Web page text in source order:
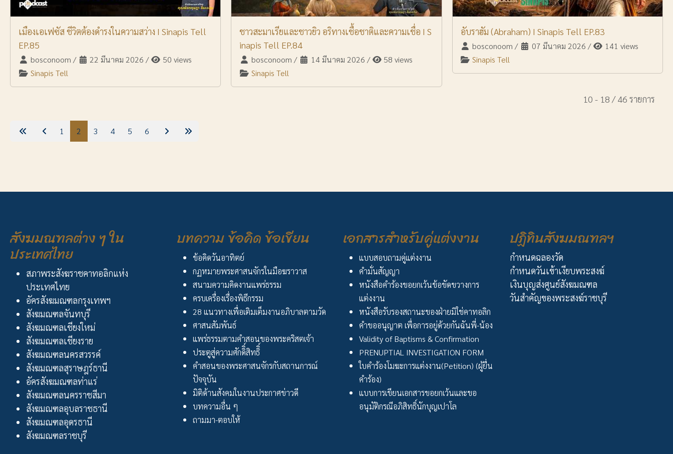
เมืองเอเฟซัส ชีวิตต้องดำรงในความสว่าง I Sinapis Tell
EP.85
bosconoom / 22 มีนาคม 2026 /
50 views
Sinapis Tell
ชาวสะมาเรียและชาวยิว อริทางเชื้อชาติและความเชื่อ I S
inapis Tell EP.84
bosconoom / 14 มีนาคม 2026 /
58 views
Sinapis Tell
อับราฮัม (Abraham) I Sinapis Tell EP.83
bosconoom / 07 มีนาคม 2026 /
141 views
Sinapis Tell
10 - 18 / 46 รายการ
1 2 3 4 5 6
สังฆมณฑลต่าง ๆ ใน
ประเทศไทย
สภาพระสังฆราชคาทอลิกแห่ง
ประเทศไทย
อัครสังฆมณฑลกรุงเทพฯ
สังฆมณฑลจันทบุรี
สังฆมณฑลเชียงใหม่
สังฆมณฑลเชียงราย
สังฆมณฑลนครสวรรค์
สังฆมณฑลสุราษฎร์ธานี
อัครสังฆมณฑลท่าแร่
สังฆมณฑลนครราชสีมา
สังฆมณฑลอุบลราชธานี
สังฆมณฑลอุดรธานี
สังฆมณฑลราชบุรี
บทความ ข้อคิด ข้อเขียน
ข้อคิดวันอาทิตย์
กฏหมายพระศาสนจักรในมือฆราวาส
สนามความคิดงานแพร่ธรรม
ครบเครื่องเรื่องพิธีกรรม
28 แนวทางเพื่อเติมเต็มงานอภิบาลตามวัด
ศาสนสัมพันธ์
แพร่ธรรมตามคำสอนของพระคริสตเจ้า
ประตูสู่ความศักดิิ์สิทธิิ์
คำสอนของพระศาสนจักรกับสถานการณ์
ปัจจุบัน
มิติด้านสังคมในงานประกาศข่าวดี
บทความอื่น ๆ
ถามมา-ตอบให้
เอกสารสำหรับคู่แต่งงาน
แบบสอบถามคู่แต่งงาน
คำมั่นสัญญา
หนังสือคำร้องขอยกเว้นข้อขัดขวางการ
แต่งงาน
หนังสือรับรองสถานะของฝ่ายมิใช่คาทอลิก
คำขออนุญาต เพื่อการอยู่ด้วยกันฉันพี่-น้อง
Validity of Baptisms & Confirmation
PRENUPTIAL INVESTIGATION FORM
ใบคำร้องโมฆะการแต่งงาน(Petition) (ผู้ยื่น
คำร้อง)
แบบการเขียนเอกสารขอยกเว้นและขอ
อนุมัติกรณีอภิสิทธิ์นักบุญเปาโล
ปฏิทินสังฆมณฑลฯ
กำหนดฉลองวัด
กำหนดวันเข้าเงียบพระสงฆ์
เงินบุญส่งศูนย์สังฆมณฑล
วันสำคัญของพระสงฆ์ราชบุรี